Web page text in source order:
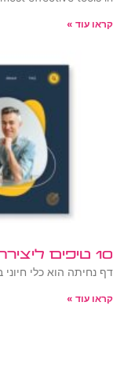
קראו עוד »
10 טיפים ליצירת דף נחיתה שממיר
דף נחיתה הוא כלי
קראו עוד »